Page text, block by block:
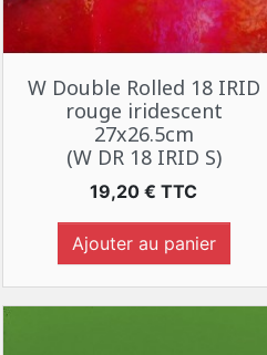
 Aperçu rapide
W Double Rolled 18 IRID
rouge iridescent
27x26.5cm
(W DR 18 IRID S)
Prix
19,20 € TTC
Ajouter au panier